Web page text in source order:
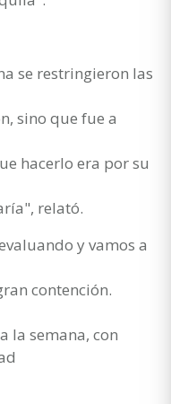
se restringieron las
sino que fue a
hacerlo era por su
relató.
y vamos a
contención.
la semana, con